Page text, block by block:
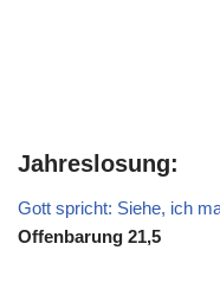
Jahreslosung:
Gott spricht: Siehe, ich
Offenbarung 21,5